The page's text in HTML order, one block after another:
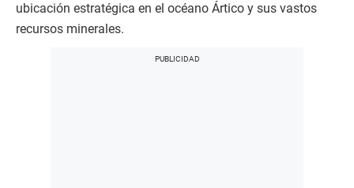
ubicación estratégica en el océano Ártico y sus vastos
recursos minerales.​